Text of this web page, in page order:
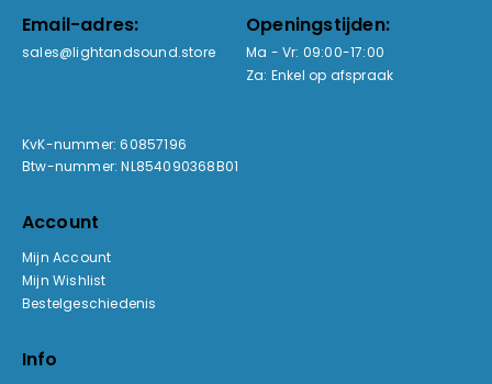
Email-adres:
sales@lightandsound.store
Openingstijden:
Ma - Vr: 09:00-17:00
Za: Enkel op afspraak
KvK-nummer: 60857196
Btw-nummer: NL854090368B01
Account
Mijn Account
Mijn Wishlist
Bestelgeschiedenis
Info